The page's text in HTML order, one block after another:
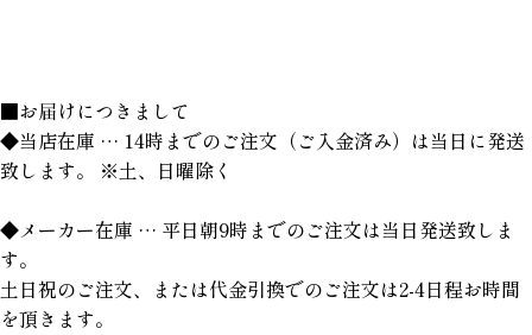
■お届けにつきまして
◆当店在庫 … 14時までのご注文（ご入金済み）は当日に発送
致します。 ※土、日曜除く
◆メーカー在庫 … 平日朝9時までのご注文は当日発送致しま
す。
土日祝のご注文、または代金引換でのご注文は2-4日程お時間
を頂きます。